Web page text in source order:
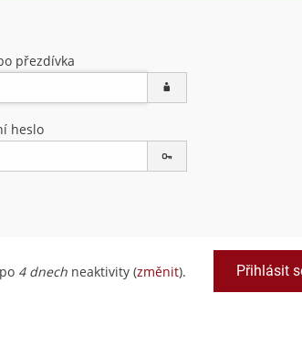
přezdívka
heslo
4 dnech neaktivity (změnit).